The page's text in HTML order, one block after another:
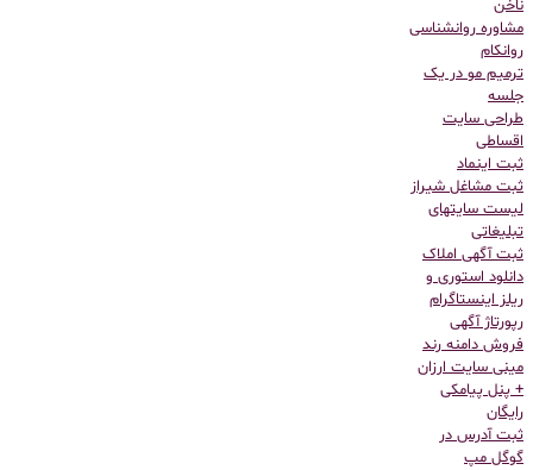
ناخن
مشاوره روانشناسی
روانکام
ترمیم مو در یک
جلسه
طراحی سایت
اقساطی
ثبت اینماد
ثبت مشاغل شیراز
لیست سایتهای
تبلیغاتی
ثبت آگهی املاک
دانلود استوری و
ریلز اینستاگرام
رپورتاژ آگهی
فروش دامنه رند
مینی سایت ارزان
+ پنل پیامکی
رایگان
ثبت آدرس در
گوگل مپ